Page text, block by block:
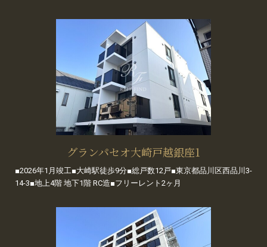
グランパセオ大崎戸越銀座1
■2026年1月竣工■大崎駅徒歩9分■総戸数12戸■東京都品川区西品川3-
14-3■地上4階 地下1階 RC造■フリーレント2ヶ月